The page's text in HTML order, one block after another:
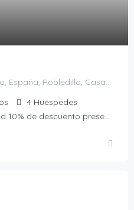
C. del Berrueco, 18, Robledillo, España, Robledillo, Casas Rurales en Ávila, España
4 Huéspedes
la Tarjeta Amiga. No acumulable a otras ofertas